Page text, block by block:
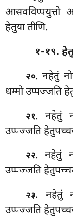
आसवविप्पयुत्तो
हेतुया तीणि.
१-१९.
२०. नहेतुं
धम्मो उप्पज्जति
२१. नहेतुं
उप्पज्जति
२२. नहेतुं
उप्पज्जति
२३. नहेतुं
उप्पज्जति